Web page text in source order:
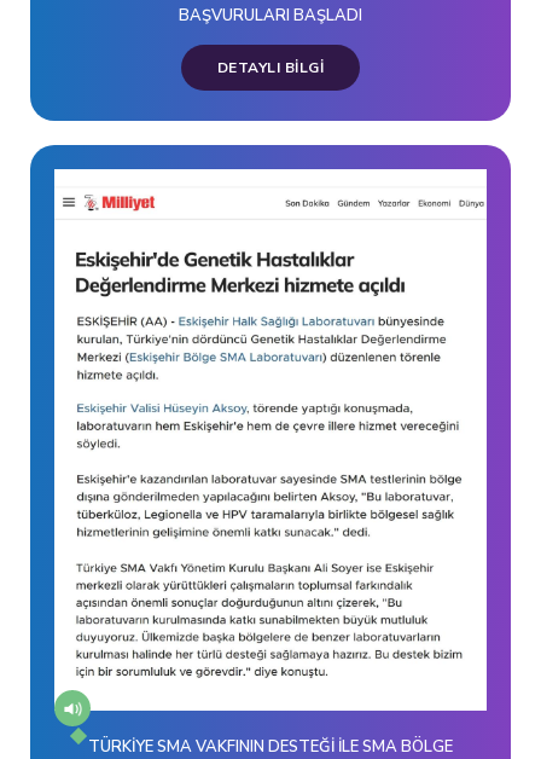
BAŞVURULARI BAŞLADI
TÜRKİYE SMA VAKFININ DESTEĞİ İLE SMA BÖLGE